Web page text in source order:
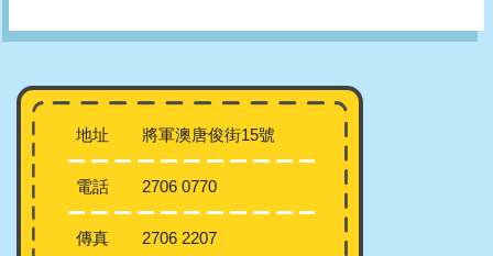
地址 將軍澳唐俊街15號
電話 2706 0770
傳真 2706 2207